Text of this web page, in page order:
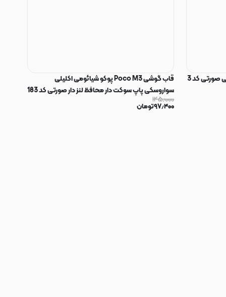
صورتی کد 3
قاب گوشی Poco M3 پوکو شیائومی اکلیلی
سواروسکی پاپ سوکت دار محافظ لنز دار صورتی کد 183
۱۴۵٫۰۰۰
۹۷٫۴۰۰تومان